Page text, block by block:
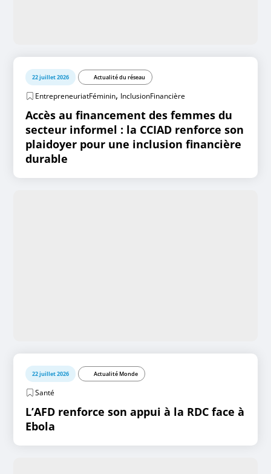
22 juillet 2026 Actualité du réseau
EntrepreneuriatFéminin, InclusionFinancière
Accès au financement des femmes du
secteur informel : la CCIAD renforce son
plaidoyer pour une inclusion financière
durable
22 juillet 2026 Actualité Monde
Santé
L’AFD renforce son appui à la RDC face à
Ebola